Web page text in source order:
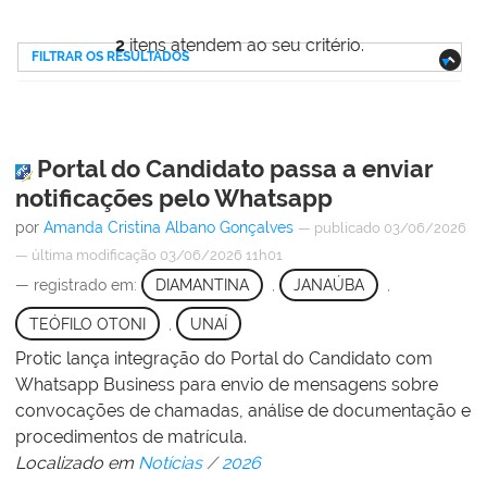
2itens atendem ao seu critério.
FILTRAR OS RESULTADOS
Portal do Candidato passa a enviar
notificações pelo Whatsapp
por Amanda Cristina Albano Gonçalves — publicado 03/06/2026
— última modificação 03/06/2026 11h01
— registrado em: DIAMANTINA JANAÚBA
TEÓFILO OTONI UNAÍ
Protic lança integração do Portal do Candidato com
Whatsapp Business para envio de mensagens sobre
convocações de chamadas, análise de documentação e
procedimentos de matrícula.
Localizado em Notícias /2026